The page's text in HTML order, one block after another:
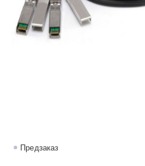
Предзаказ